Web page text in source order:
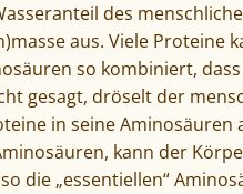
des
aus. Viele Proteine
so kombiniert,
gesagt, dröselt der
in seine Aminosäuren
kann der
die „essentiellen“